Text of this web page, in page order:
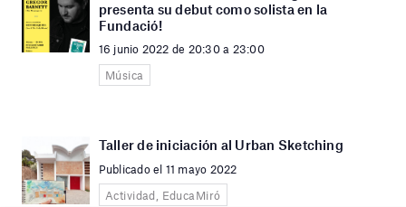
presenta su debut como solista en la
Fundació!
16 junio 2022 de 20:30 a 23:00
Música
Taller de iniciación al Urban Sketching
Publicado el 11 mayo 2022
Actividad, EducaMiró